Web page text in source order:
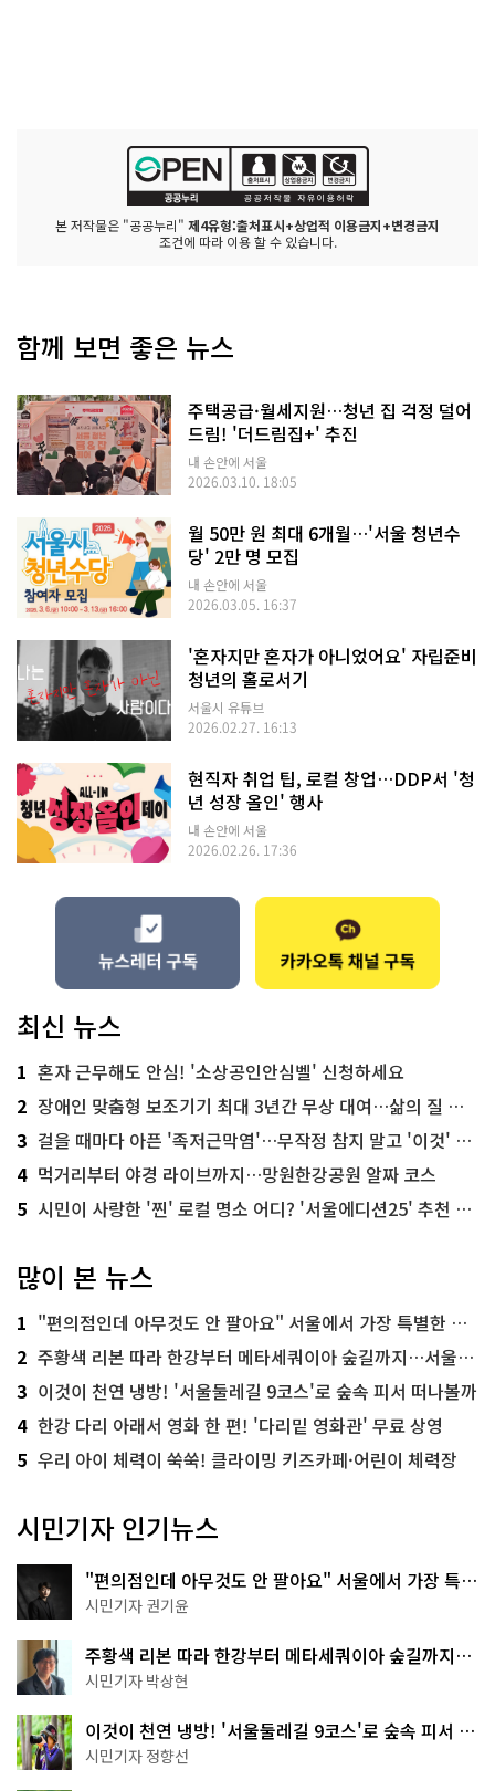
본 저작물은 "공공누리" 제4유형:출처표시+상업적 이용금지+변경금지
조건에 따라 이용 할 수 있습니다.
함께 보면 좋은 뉴스
주택공급·월세지원…청년 집 걱정 덜어
드림! '더드림집+' 추진
내 손안에 서울
2026.03.10. 18:05
월 50만 원 최대 6개월…'서울 청년수
당' 2만 명 모집
내 손안에 서울
2026.03.05. 16:37
'혼자지만 혼자가 아니었어요' 자립준비
청년의 홀로서기
서울시 유튜브
2026.02.27. 16:13
현직자 취업 팁, 로컬 창업…DDP서 '청
년 성장 올인' 행사
내 손안에 서울
2026.02.26. 17:36
최신 뉴스
1 혼자 근무해도 안심! '소상공인안심벨' 신청하세요
2 장애인 맞춤형 보조기기 최대 3년간 무상 대여…삶의 질 높인다
3 걸을 때마다 아픈 '족저근막염'…무작정 참지 말고 '이것' 해보세요!
4 먹거리부터 야경 라이브까지…망원한강공원 알짜 코스
5 시민이 사랑한 '찐' 로컬 명소 어디? '서울에디션25' 추천 코스
많이 본 뉴스
1 "편의점인데 아무것도 안 팔아요" 서울에서 가장 특별한 편의점의 정체
2 주황색 리본 따라 한강부터 메타세쿼이아 숲길까지…서울둘레길 15코스
3 이것이 천연 냉방! '서울둘레길 9코스'로 숲속 피서 떠나볼까
4 한강 다리 아래서 영화 한 편! '다리밑 영화관' 무료 상영
5 우리 아이 체력이 쑥쑥! 클라이밍 키즈카페·어린이 체력장
시민기자 인기뉴스
"편의점인데 아무것도 안 팔아요" 서울에서 가장 특별
한 편의점의 정체
시민기자 권기윤
주황색 리본 따라 한강부터 메타세쿼이아 숲길까지…
서울둘레길 15코스
시민기자 박상현
이것이 천연 냉방! '서울둘레길 9코스'로 숲속 피서 떠
나볼까
시민기자 정향선